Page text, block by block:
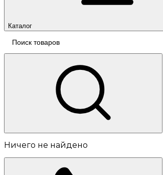
Каталог
Ничего не найдено